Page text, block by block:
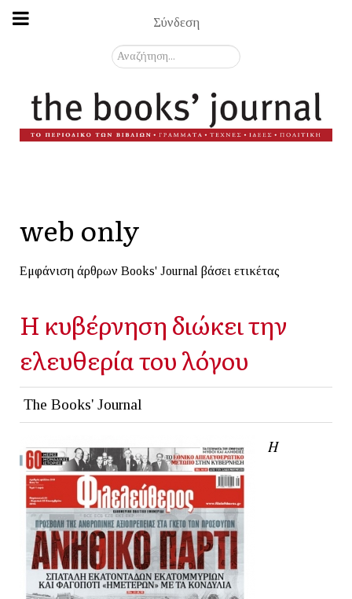
Σύνδεση
Αναζήτηση...
web only
Εμφάνιση άρθρων Books' Journal βάσει ετικέτας
Η κυβέρνηση διώκει την
ελευθερία του λόγου
The Books' Journal
Η